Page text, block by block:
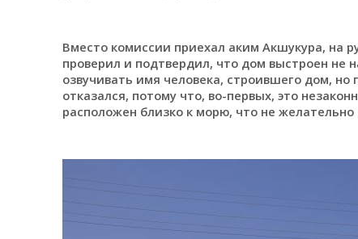
Вместо комиссии приехал аким Акшукура, на
проверил и подтвердил, что дом выстроен не
озвучивать имя человека, строившего дом,
отказался, потому что, во-первых, это
расположен близко к морю, что не